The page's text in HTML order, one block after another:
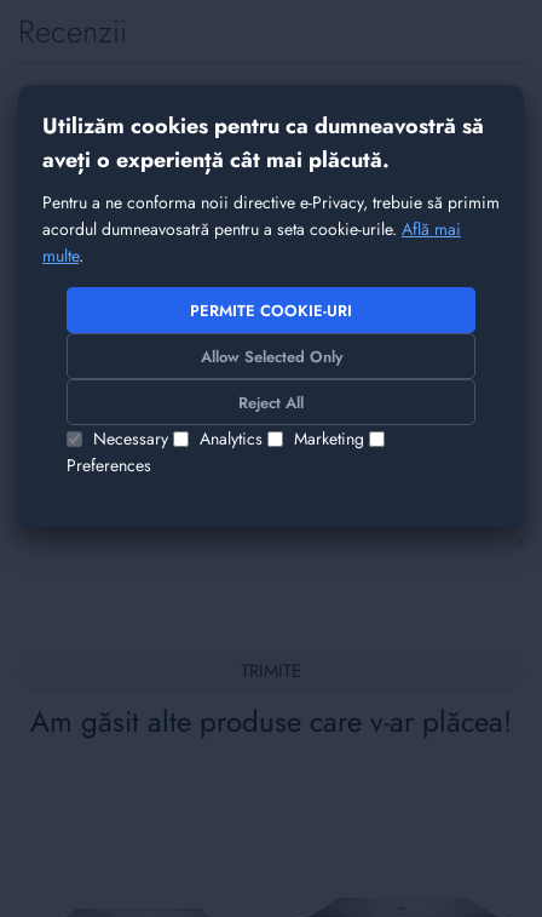
Utilizăm cookies pentru ca dumneavostră să
aveți o experiență cât mai plăcută.
Pentru a ne conforma noii directive e-Privacy, trebuie să primim
acordul dumneavosatră pentru a seta cookie-urile. Află mai
multe.
PERMITE COOKIE-URI
Allow Selected Only
Reject All
Necessary Analytics
Marketing
Preferences
Recenzii
Spune-ne parerea ta despre acest produs
Intel Xeon Gold 5122 | 4 Core-uri @ 3.60GHz
(3.70GHz Boost, 105W TDP)
Nickname
Recenzie
TRIMITE
Am găsit alte produse care v-ar plăcea!